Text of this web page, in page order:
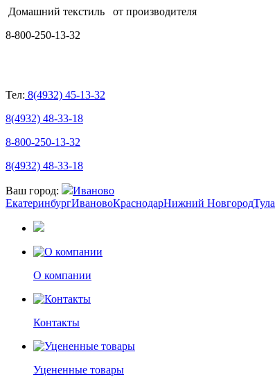
Домашний текстиль от производителя
8-800-250-13-32
Тел: 8(4932) 45-13-32
8(4932) 48-33-18
8-800-250-13-32
8(4932) 48-33-18
Ваш город:
Иваново
ЕкатеринбургИвановоКраснодарНижний НовгородТула
О компании
Контакты
Уцененные товары